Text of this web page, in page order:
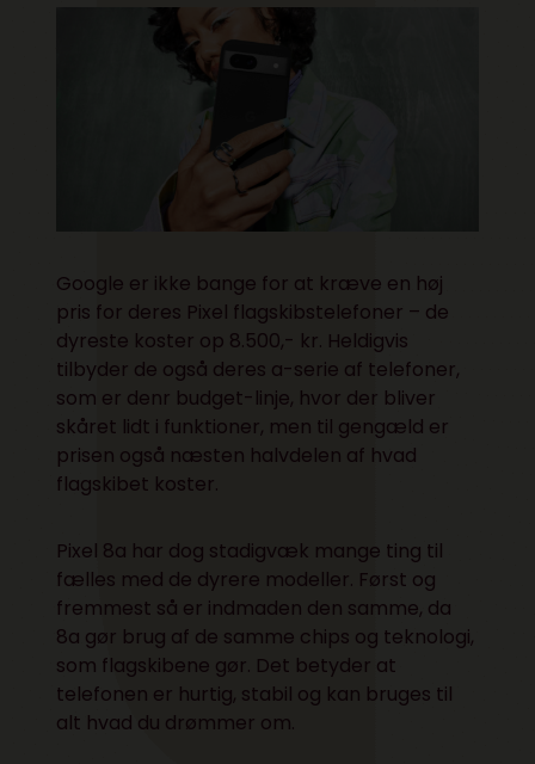
Google er ikke bange for at kræve en høj
pris for deres Pixel flagskibstelefoner – de
dyreste koster op 8.500,- kr. Heldigvis
tilbyder de også deres a-serie af telefoner,
som er denr budget-linje, hvor der bliver
skåret lidt i funktioner, men til gengæld er
prisen også næsten halvdelen af hvad
flagskibet koster.
Pixel 8a har dog stadigvæk mange ting til
fælles med de dyrere modeller. Først og
fremmest så er indmaden den samme, da
8a gør brug af de samme chips og teknologi,
som flagskibene gør. Det betyder at
telefonen er hurtig, stabil og kan bruges til
alt hvad du drømmer om.